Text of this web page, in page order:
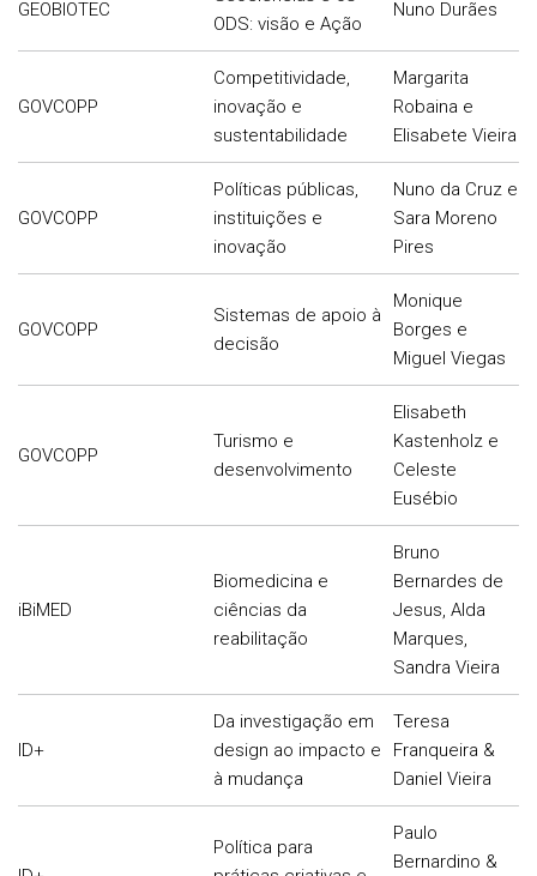
GEOBIOTEC
ODS: visão e Ação
Nuno Durães
GOVCOPP
Competitividade,
inovação e
sustentabilidade
Margarita
Robaina e
Elisabete Vieira
GOVCOPP
Políticas públicas,
instituições e
inovação
Nuno da Cruz e
Sara Moreno
Pires
GOVCOPP
Sistemas de apoio à
decisão
Monique
Borges e
Miguel Viegas
GOVCOPP
Turismo e
desenvolvimento
Elisabeth
Kastenholz e
Celeste
Eusébio
iBiMED
Biomedicina e
ciências da
reabilitação
Bruno
Bernardes de
Jesus, Alda
Marques,
Sandra Vieira
ID+
Da investigação em
design ao impacto e
à mudança
Teresa
Franqueira &
Daniel Vieira
Política para
Paulo
Bernardino &